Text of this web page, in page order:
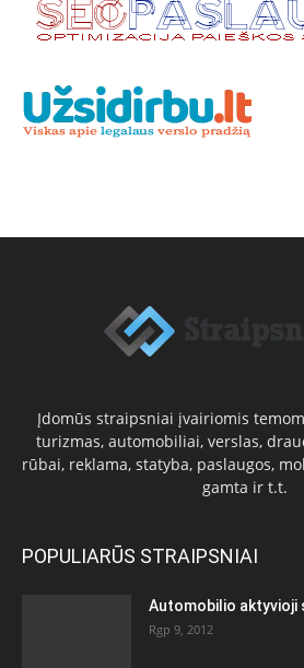
Įdomūs straipsniai įvairiomis
turizmas, automobiliai, verslas,
rūbai, reklama, statyba, paslaugos,
gamta ir t.t.
POPULIARŪS STRAIPSNIAI
Automobilio aktyvioji
Rgp 9, 2012